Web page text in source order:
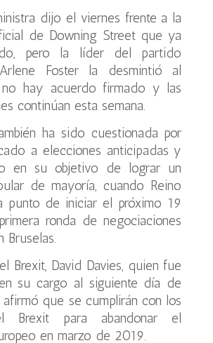
dijo el viernes frente a la
de Downing Street que ya
pero la líder del partido
Foster la desmintió al
hay acuerdo firmado y las
continúan esta semana.
ha sido cuestionada por
a elecciones anticipadas y
en su objetivo de lograr un
de mayoría, cuando Reino
punto de iniciar el próximo 19
ronda de negociaciones
Bruselas.
Brexit, David Davies, quien fue
su cargo al siguiente día de
afirmó que se cumplirán con los
Brexit para abandonar el
en marzo de 2019.